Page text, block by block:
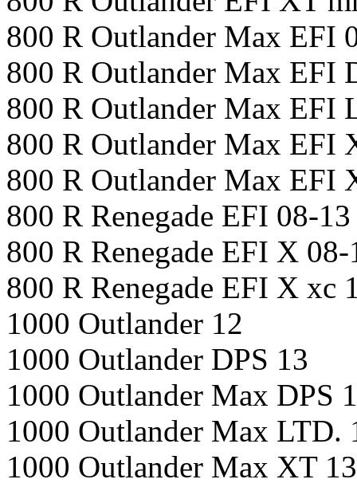
800 R Outlander Max EFI
800 R Outlander Max EFI
800 R Outlander Max EFI
800 R Outlander Max EFI
800 R Outlander Max EFI
800 R Renegade EFI 08-13
800 R Renegade EFI X 08-
800 R Renegade EFI X xc
1000 Outlander 12
1000 Outlander DPS 13
1000 Outlander Max DPS
1000 Outlander Max LTD.
1000 Outlander Max XT 13